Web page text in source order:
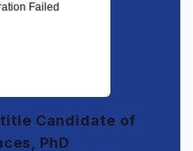
Candidate of
PhD